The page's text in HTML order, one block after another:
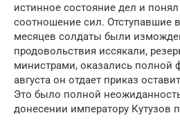
истинное состояние дел и
соотношение сил. Отступавшие
месяцев солдаты были
продовольствия иссякали,
министрами, оказались полной
августа он отдает приказ
Это было полной
донесении императору Кутузов